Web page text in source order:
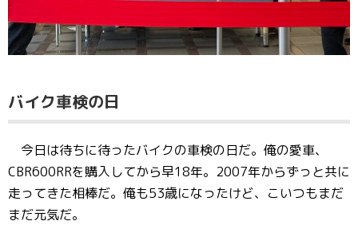
バイク車検の日
今日は待ちに待ったバイクの車検の日だ。俺の愛車、
CBR600RRを購入してから早18年。2007年からずっと共に
走ってきた相棒だ。俺も53歳になったけど、こいつもまだ
まだ元気だ。